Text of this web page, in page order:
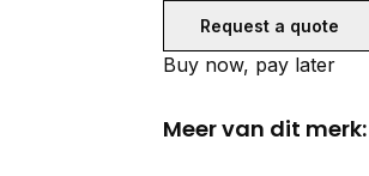
Request a quote
Buy now, pay later
Meer van dit merk: